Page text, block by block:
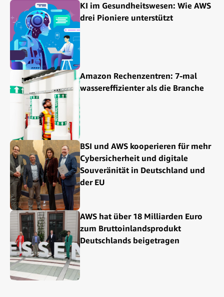
KI im Gesundheitswesen: Wie AWS
drei Pioniere unterstützt
Amazon Rechenzentren: 7-mal
wassereffizienter als die Branche
BSI und AWS kooperieren für mehr
Cybersicherheit und digitale
Souveränität in Deutschland und
der EU
AWS hat über 18 Milliarden Euro
zum Bruttoinlandsprodukt
Deutschlands beigetragen